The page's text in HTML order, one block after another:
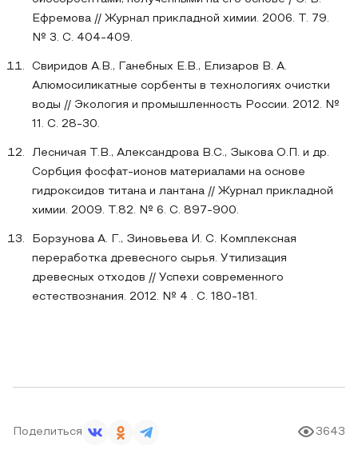
Ефремова // Журнал прикладной химии. 2006. Т. 79.
№ 3. С. 404-409.
Свиридов А.В., Ганебных Е.В., Елизаров В. А.
Алюмосиликатные сорбенты в технологиях очистки
воды // Экология и промышленность России. 2012. №
11. С. 28-30.
Лесничая Т.В., Александрова В.С., Зыкова О.П. и др.
Сорбция фосфат-ионов материалами на основе
гидроксидов титана и лантана // Журнал прикладной
химии. 2009. Т.82. № 6. С. 897-900.
Борзунова А. Г., Зиновьева И. С. Комплексная
переработка древесного сырья. Утилизация
древесных отходов // Успехи современного
естествознания. 2012. № 4 . С. 180-181.
Поделиться 3643